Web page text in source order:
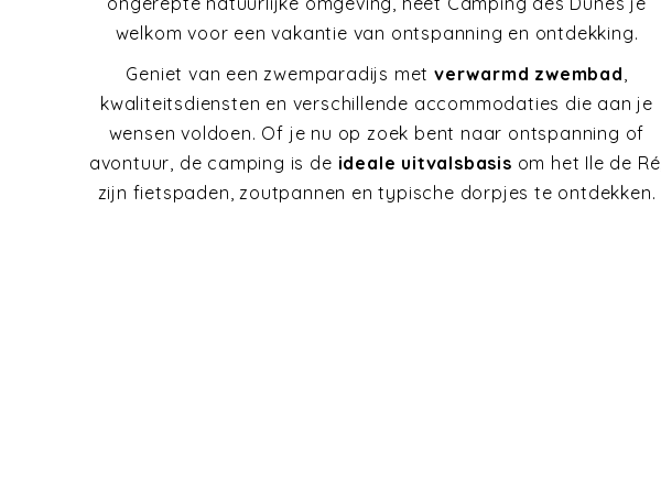
welkom voor een vakantie van ontspanning en ontdekking.
Geniet van een zwemparadijs met verwarmd zwembad
kwaliteitsdiensten en verschillende accommodaties die aan je
wensen voldoen. Of je nu op zoek bent naar ontspanning of
avontuur, de camping is de ideale uitvalsbasis om het Ile de Ré,
zijn fietspaden, zoutpannen en typische dorpjes te ontdekken.